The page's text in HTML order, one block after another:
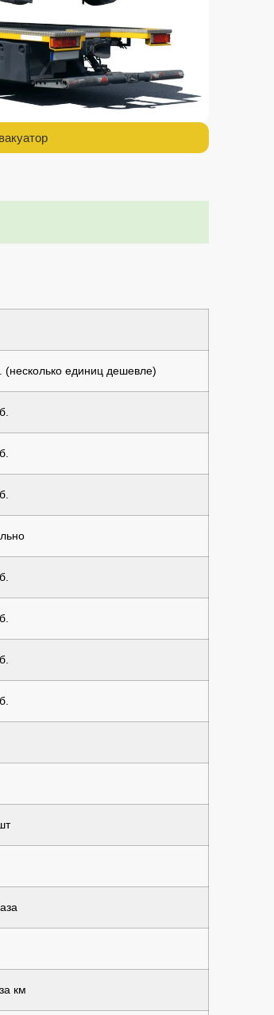
(несколько единиц дешевле)
км